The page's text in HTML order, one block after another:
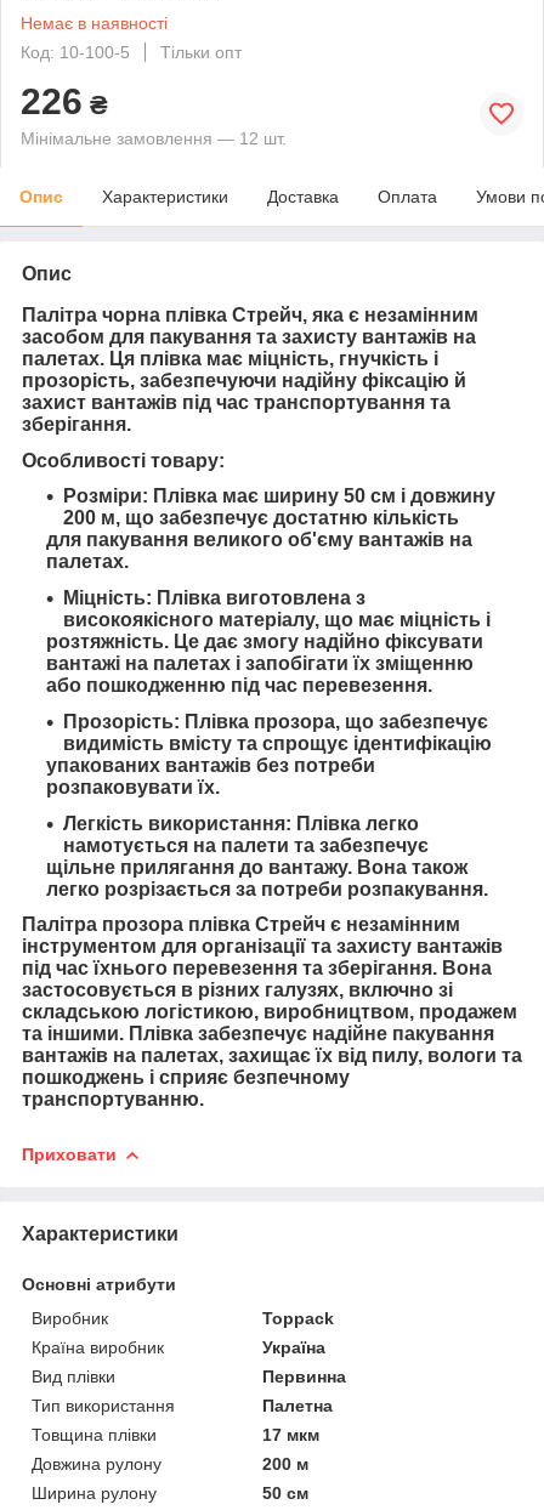
Немає в наявності
Код: 10-100-5
Тільки опт
226 ₴
Мінімальне замовлення — 12 шт.
Опис Характеристики Доставка Оплата Умови
Опис
Палітра чорна плівка Стрейч, яка є незамінним
засобом для пакування та захисту вантажів на
палетах. Ця плівка має міцність, гнучкість і
прозорість, забезпечуючи надійну фіксацію й
захист вантажів під час транспортування та
зберігання.
Особливості товару:
Розміри: Плівка має ширину 50 см і довжину
200 м, що забезпечує достатню кількість
для пакування великого об'єму вантажів на
палетах.
Міцність: Плівка виготовлена з
високоякісного матеріалу, що має міцність і
розтяжність. Це дає змогу надійно фіксувати
вантажі на палетах і запобігати їх зміщенню
або пошкодженню під час перевезення.
Прозорість: Плівка прозора, що забезпечує
видимість вмісту та спрощує ідентифікацію
упакованих вантажів без потреби
розпаковувати їх.
Легкість використання: Плівка легко
намотується на палети та забезпечує
щільне прилягання до вантажу. Вона також
легко розрізається за потреби розпакування.
Палітра прозора плівка Стрейч є незамінним
інструментом для організації та захисту вантажів
під час їхнього перевезення та зберігання. Вона
застосовується в різних галузях, включно зі
складською логістикою, виробництвом, продажем
та іншими. Плівка забезпечує надійне пакування
вантажів на палетах, захищає їх від пилу, вологи та
пошкоджень і сприяє безпечному
транспортуванню.
Приховати
Характеристики
Основні атрибути
Виробник
Toppack
Країна виробник
Україна
Вид плівки
Первинна
Тип використання
Палетна
Товщина плівки
17 мкм
Довжина рулону
200 м
Ширина рулону
50 см